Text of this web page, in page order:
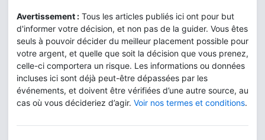
Avertissement : Tous les articles publiés ici ont pour but
d'informer votre décision, et non pas de la guider. Vous êtes
seuls à pouvoir décider du meilleur placement possible pour
votre argent, et quelle que soit la décision que vous prenez,
celle-ci comportera un risque. Les informations ou données
incluses ici sont déjà peut-être dépassées par les
événements, et doivent être vérifiées d’une autre source, au
cas où vous décideriez d’agir. Voir nos termes et conditions.